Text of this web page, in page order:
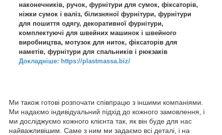
наконечників, ручок, фурнітури для сумок, фіксаторів,
ніжки сумок і валіз, білизняної фурнітури, фурнітури
для пошиття одягу, декоративної фурнітури,
комплектуючі для швейних машинок і швейного
виробництва, мотузок для ниток, фіксаторів для
наметів, фурнітури для спальників і рюкзаків
Докладніше: https://plastmassa.biz/
Ми також готові розпочати співпрацю з іншими компаніями.
Ми надаємо індивідуальний підхід до кожного замовлення, і
ми досліджуємо кожного клієнта так, як він буде для нас
найважливішим. Саме з ним ми задаємо всі деталі, і на